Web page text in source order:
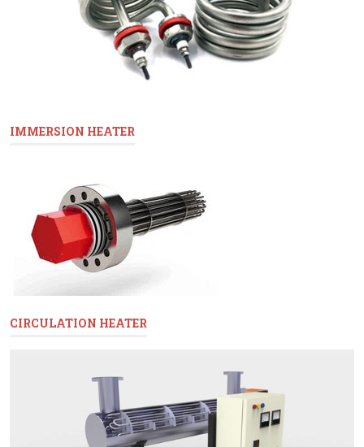
IMMERSION HEATER
CIRCULATION HEATER